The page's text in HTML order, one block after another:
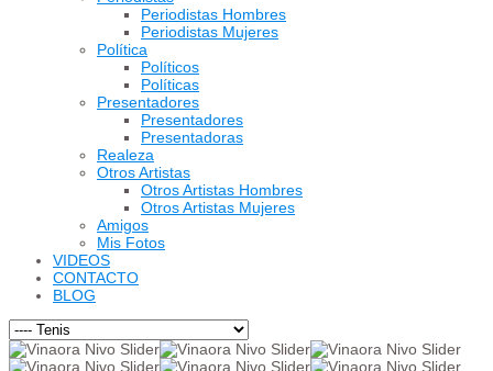
Periodistas Hombres
Periodistas Mujeres
Política
Políticos
Políticas
Presentadores
Presentadores
Presentadoras
Realeza
Otros Artistas
Otros Artistas Hombres
Otros Artistas Mujeres
Amigos
Mis Fotos
VIDEOS
CONTACTO
BLOG